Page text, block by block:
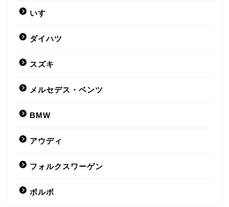
いすゞ
ダイハツ
スズキ
メルセデス・ベンツ
BMW
アウディ
フォルクスワーゲン
ボルボ